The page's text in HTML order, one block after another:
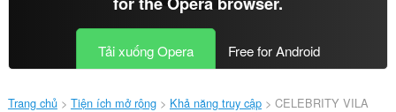
Tải xuống Opera Free for Android
Trang chủ Tiện ích mở rộng Khả năng truy cập CELEBRITY VILA‎